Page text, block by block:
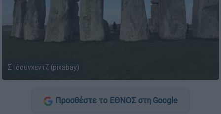
Στόουνχεντζ (pixabay)
Προσθέστε το ΕΘΝΟΣ στη Google